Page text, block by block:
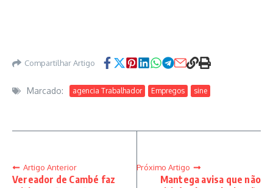
Compartilhar Artigo
Marcado: agencia Trabalhador Empregos sine
Artigo Anterior
Vereador de Cambé faz
Próximo Artigo
Mantega avisa que não